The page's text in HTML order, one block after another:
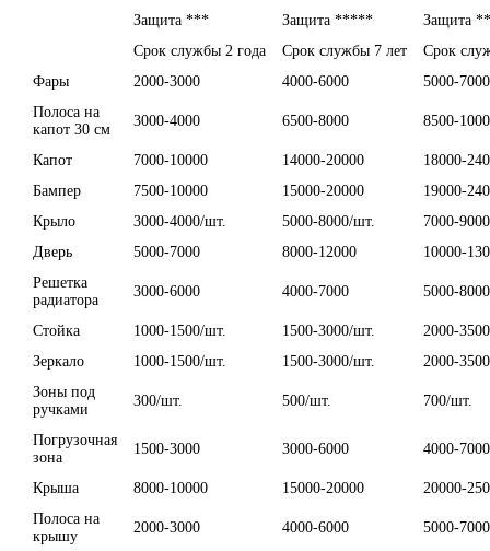
Защита ***
Защита *****
Защита
Срок службы 2 года
Срок службы 7 лет
Срок
Фары
2000-3000 4000-6000
5000-7000
Полоса на
капот 30 см
3000-4000 6500-8000 8500-
Капот 7000-10000 14000-20000
18000-
Бампер
7500-10000 15000-20000
19000-
Крыло
3000-4000/шт. 5000-8000/шт.
7000-
Дверь
5000-7000 8000-12000
10000-
Решетка
радиатора
3000-6000 4000-7000 5000-8000
Стойка 1000-1500/шт. 1500-3000/шт.
2000-
Зеркало
1000-1500/шт. 1500-3000/шт.
2000-
Зоны под
ручками
300/шт. 500/шт. 700/шт.
Погрузочная
зона
1500-3000 3000-6000 4000-7000
Крыша 8000-10000 15000-20000
20000-
Полоса на
крышу
2000-3000 4000-6000 5000-7000